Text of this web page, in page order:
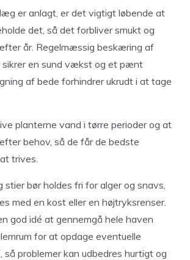
er anlagt, er det vigtigt løbende at
det, så det forbliver smukt og
år. Regelmæssig beskæring af
en sund vækst og et pænt
af bede forhindrer ukrudt i at tage
planterne vand i tørre perioder og at
behov, så de får de bedste
trives.
bør holdes fri for alger og snavs,
med en kost eller en højtryksrenser.
god idé at gennemgå hele haven
for at opdage eventuelle
så problemer kan udbedres hurtigt og